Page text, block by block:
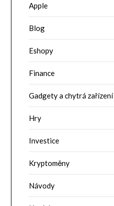
Apple
Blog
Eshopy
Finance
Gadgety a chytrá zařízení
Hry
Investice
Kryptoměny
Návody